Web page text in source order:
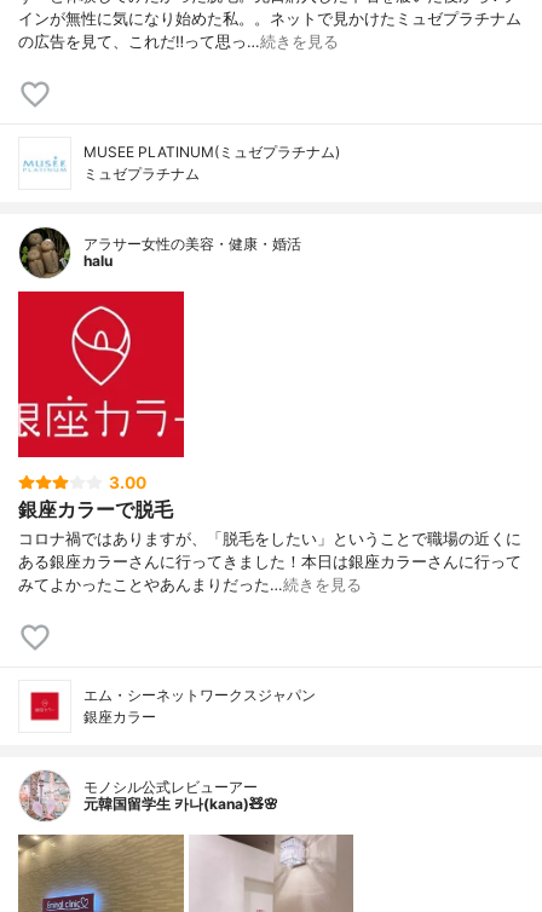
インが無性に気になり始めた私。。ネットで見かけたミュゼプラチナム
の広告を見て、これだ‼︎って思っ…続きを見る
MUSEE PLATINUM(ミュゼプラチナム)
ミュゼプラチナム
アラサー女性の美容・健康・婚活
halu
3.00
銀座カラーで脱毛
コロナ禍ではありますが、「脱毛をしたい」ということで職場の近くに
ある銀座カラーさんに行ってきました！本日は銀座カラーさんに行って
みてよかったことやあんまりだった…続きを見る
エム・シーネットワークスジャパン
銀座カラー
モノシル公式レビューアー
元韓国留学生 카나(kana)🧸🌸